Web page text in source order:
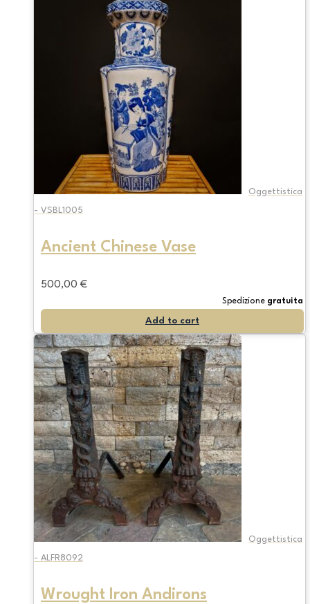
Oggettistica
- VSBL1005
Ancient Chinese Vase
500,00 €
Spedizione gratuita
Add to cart
Oggettistica
- ALFR8092
Wrought Iron Andirons